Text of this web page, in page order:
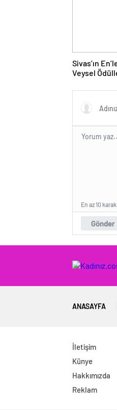
Sivas’ın
Veysel
Gönder
En az 10
ANASAYFA
İletişim
Künye
Hakkımızda
Reklam